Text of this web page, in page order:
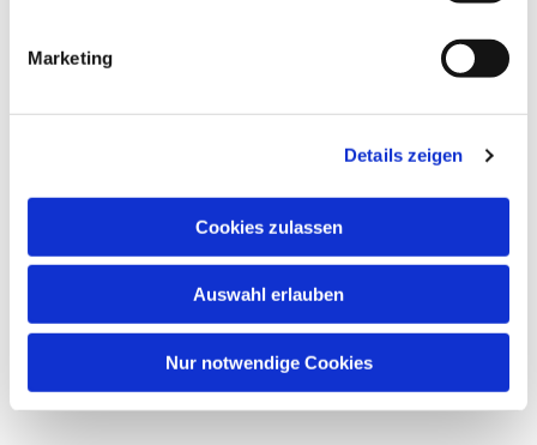
Marketing
Details zeigen
Cookies zulassen
Auswahl erlauben
Nur notwendige Cookies